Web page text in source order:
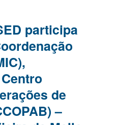
participa
de
–